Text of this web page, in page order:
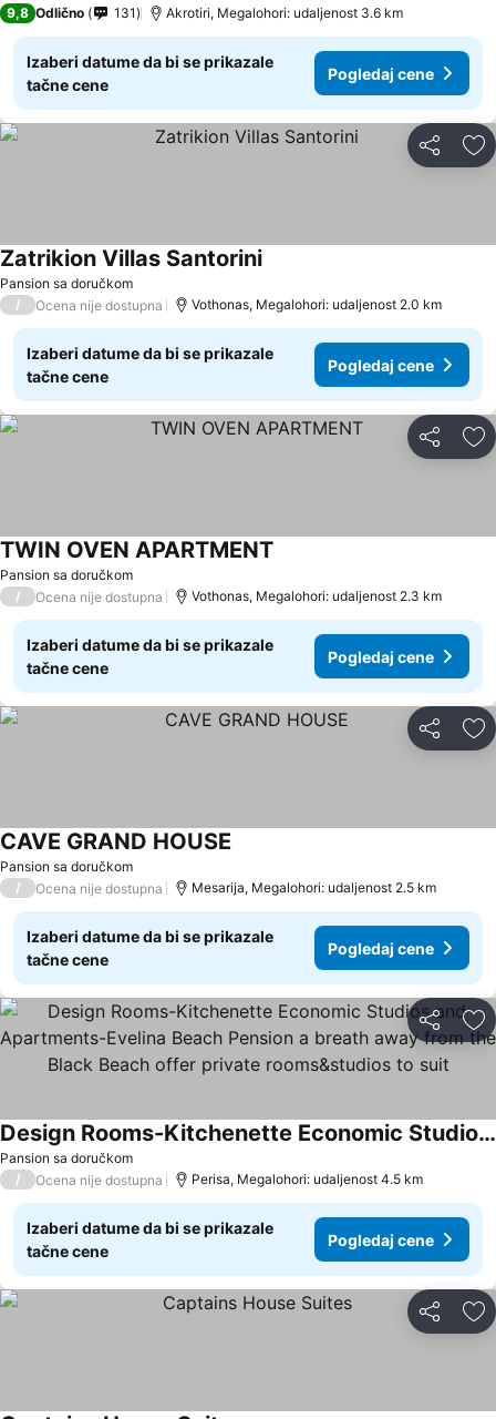
9,8 Odlično 131 Akrotiri, Megalohori: udaljenost 3.6 km
Izaberi datume da bi se prikazale
tačne cene
Pogledaj cene
Deli
Pansion sa doručkom
Zatrikion Villas Santorini
/ Ocena nije dostupna Vothonas, Megalohori: udaljenost 2.0 km
Izaberi datume da bi se prikazale
tačne cene
Pogledaj cene
Deli
Pansion sa doručkom
TWIN OVEN APARTMENT
/ Ocena nije dostupna Vothonas, Megalohori: udaljenost 2.3 km
Izaberi datume da bi se prikazale
tačne cene
Pogledaj cene
Deli
Pansion sa doručkom
CAVE GRAND HOUSE
/ Ocena nije dostupna Mesarija, Megalohori: udaljenost 2.5 km
Izaberi datume da bi se prikazale
tačne cene
Pogledaj cene
Deli
Pansion sa doručkom
Design Rooms-Kitchenette Economic Studios and Apartments-Evelina Beach Pension a breath away from the Black Beach offer private rooms&studios to suit
/ Ocena nije dostupna Perisa, Megalohori: udaljenost 4.5 km
Izaberi datume da bi se prikazale
tačne cene
Pogledaj cene
Deli